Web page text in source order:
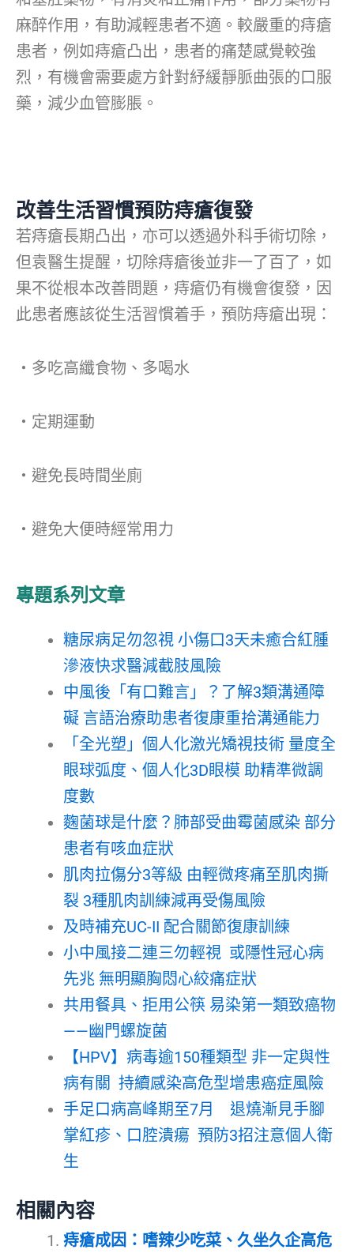
麻醉作用，有助減輕患者不適。較嚴重的痔瘡
患者，例如痔瘡凸出，患者的痛楚感覺較強
烈，有機會需要處方針對紓緩靜脈曲張的口服
藥，減少血管膨脹。
改善生活習慣預防痔瘡復發
若痔瘡長期凸出，亦可以透過外科手術切除，
但袁醫生提醒，切除痔瘡後並非一了百了，如
果不從根本改善問題，痔瘡仍有機會復發，因
此患者應該從生活習慣着手，預防痔瘡出現：
・多吃高纖食物、多喝水
・定期運動
・避免長時間坐廁
・避免大便時經常用力
專題系列文章
糖尿病足勿忽視 小傷口3天未癒合紅腫
滲液快求醫減截肢風險
中風後「有口難言」？了解3類溝通障
礙 言語治療助患者復康重拾溝通能力
「全光塑」個人化激光矯視技術 量度全
眼球弧度、個人化3D眼模 助精準微調
度數
麴菌球是什麼？肺部受曲霉菌感染 部分
患者有咳血症狀
肌肉拉傷分3等級 由輕微疼痛至肌肉撕
裂 3種肌肉訓練減再受傷風險
及時補充UC-II 配合關節復康訓練
小中風接二連三勿輕視 或隱性冠心病
先兆 無明顯胸悶心絞痛症狀
共用餐具、拒用公筷 易染第一類致癌物
——幽門螺旋菌
【HPV】病毒逾150種類型 非一定與性
病有關 持續感染高危型增患癌症風險
手足口病高峰期至7月 退燒漸見手腳
掌紅疹、口腔潰瘍 預防3招注意個人衛
生
相關內容
痔瘡成因：嗜辣少吃菜、久坐久企高危